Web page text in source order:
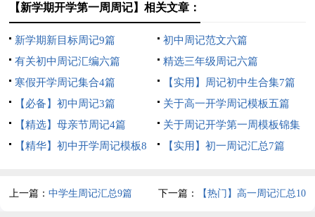
【新学期开学第一周周记】相关文章：
新学期新目标周记9篇
初中周记范文六篇
有关初中周记汇编六篇
精选三年级周记六篇
寒假开学周记集合4篇
【实用】周记初中生合集7篇
【必备】初中周记3篇
关于高一开学周记模板五篇
【精选】母亲节周记4篇
关于周记开学第一周模板锦集
八篇
【精华】初中开学周记模板8
【实用】初一周记汇总7篇
上一篇：中学生周记汇总9篇 下一篇： 【热门】高一周记汇总10